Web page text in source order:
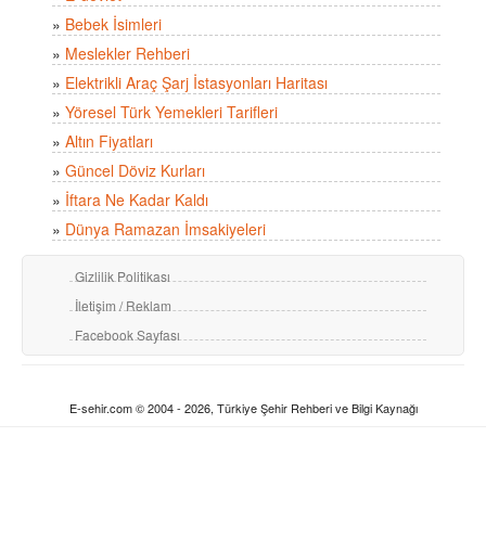
» Bebek İsimleri
» Meslekler Rehberi
» Elektrikli Araç Şarj İstasyonları Haritası
» Yöresel Türk Yemekleri Tarifleri
» Altın Fiyatları
» Güncel Döviz Kurları
» İftara Ne Kadar Kaldı
» Dünya Ramazan İmsakiyeleri
Gizlilik Politikası
İletişim / Reklam
Facebook Sayfası
E-sehir.com © 2004 - 2026, Türkiye Şehir Rehberi ve Bilgi Kaynağı